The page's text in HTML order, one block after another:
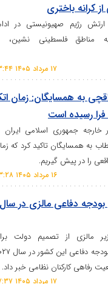
در ادامه
نشین، به
زمان اتکا
اسلامی ایران در
تاکید کرد که زمان
در سال
دولت برای
افزایش بودجه دفاعی این کشور در سال ۲۰۲۷
نظامی خبر داد.